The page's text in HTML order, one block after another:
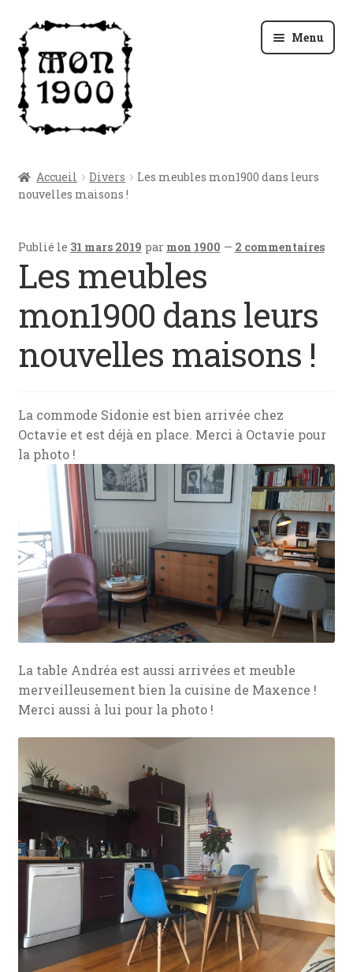
Aller
à
la
navigation
Aller
au
contenu
Menu
A adopter
enfant
Nos services
Les meubles du grenier
Vous êtes curieux/se
Ouvrir
menu
News
Contact
Accueil Divers
Les meubles mon1900 dans leurs
nouvelles maisons !
Publié le 31 mars 2019 par mon 1900 — 2 commentaires
Les meubles
mon1900 dans leurs
nouvelles maisons !
La commode Sidonie est bien arrivée chez
Octavie et est déjà en place. Merci à Octavie pour
la photo !
La table Andréa est aussi arrivées et meuble
merveilleusement bien la cuisine de Maxence !
Merci aussi à lui pour la photo !